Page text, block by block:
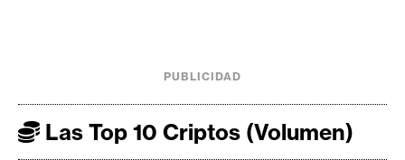
PUBLICIDAD
Las Top 10 Criptos (Volumen)